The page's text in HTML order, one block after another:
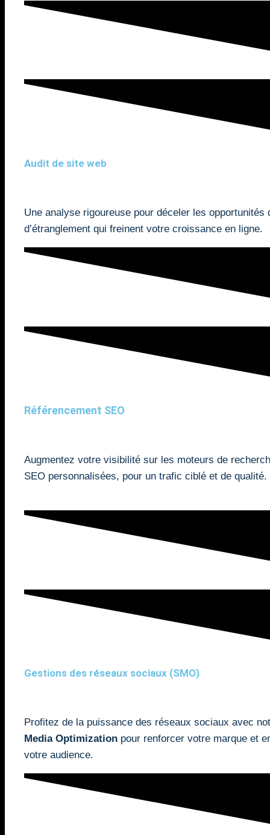
Audit de site web
Une analyse rigoureuse pour déceler les opportunités
d’étranglement qui freinent votre croissance en ligne.
Référencement SEO
Augmentez votre visibilité sur les moteurs de
SEO personnalisées, pour un trafic ciblé et de qualité.
Gestions des réseaux sociaux (SMO)
Profitez de la puissance des réseaux sociaux avec
Media Optimization pour renforcer votre marque et
votre audience.